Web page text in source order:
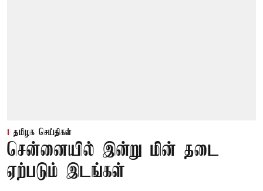
தமிழக செய்திகள்
சென்னையில் இன்று மின் தடை
ஏற்படும் இடங்கள்